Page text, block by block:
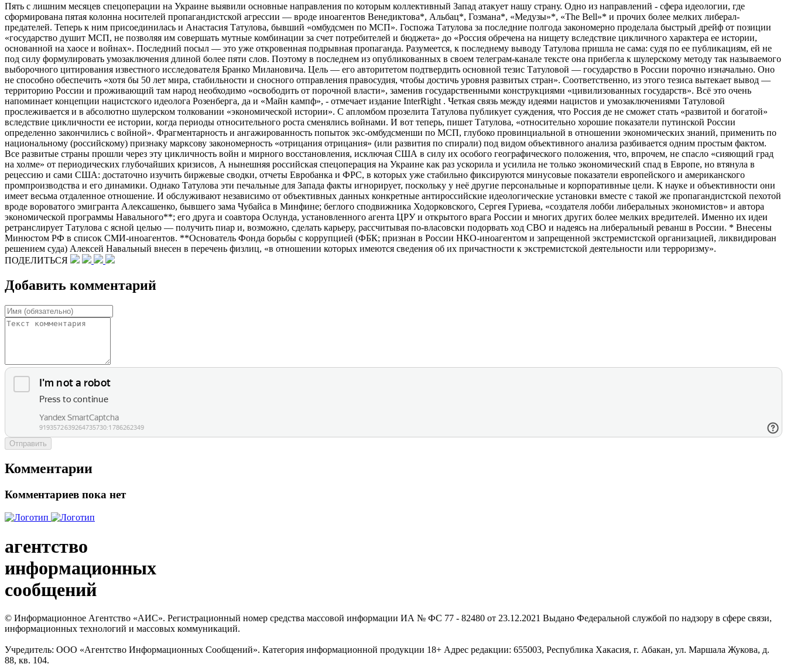
Пять с лишним месяцев спецоперации на Украине выявили основные направления по которым коллективный Запад атакует нашу страну. Одно из направлений - сфера идеологии, где
сформирована пятая колонна носителей пропагандистской агрессии — вроде иноагентов Венедиктова*, Альбац*, Гозмана*, «Медузы»*, «The Bell»* и прочих более мелких либерал-
предателей. Теперь к ним присоединилась и Анастасия Татулова, бывший «омбудсмен по МСП». Госпожа Татулова за последние полгода закономерно проделала быстрый дрейф от позиции
«государство душит МСП, не позволяя им совершать мутные комбинации за счет потребителей и бюджета» до «Россия обречена на нищету вследствие цикличного характера ее истории,
основанной на хаосе и войнах». Последний посыл — это уже откровенная подрывная пропаганда. Разумеется, к последнему выводу Татулова пришла не сама: судя по ее публикациям, ей не
под силу формулировать умозаключения длиной более пяти слов. Поэтому в последнем из опубликованных в своем телеграм-канале тексте она прибегла к шулерскому методу так называемого
выборочного цитирования известного исследователя Бранко Милановича. Цель — его авторитетом подтвердить основной тезис Татуловой — государство в России порочно изначально. Оно
не способно обеспечить «хотя бы 50 лет мира, стабильности и сносного отправления правосудия, чтобы достичь уровня развитых стран». Соответственно, из этого тезиса вытекает вывод —
территорию России и проживающий там народ необходимо «освободить от порочной власти», заменив государственными конструкциями «цивилизованных государств». Всё это очень
напоминает концепции нацистского идеолога Розенберга, да и «Майн кампф», - отмечает издание InterRight . Четкая связь между идеями нацистов и умозаключениями Татуловой
прослеживается и в абсолютно шулерском толковании «экономической истории». С апломбом прозелита Татулова публикует суждения, что Россия де не сможет стать «развитой и богатой»
вследствие цикличности ее истории, когда периоды относительного роста сменялись войнами. И вот теперь, пишет Татулова, «относительно хорошие показатели путинской России
определенно закончились с войной». Фрагментарность и ангажированность попыток экс-омбудсменши по МСП, глубоко провинциальной в отношении экономических знаний, применить по
национальному (российскому) признаку марксову закономерность «отрицания отрицания» (или развития по спирали) под видом объективного анализа разбивается одним простым фактом.
Все развитые страны прошли через эту цикличность войн и мирного восстановления, исключая США в силу их особого географического положения, что, впрочем, не спасло «сияющий град
на холме» от периодических глубочайших кризисов, А нынешняя российская спецоперация на Украине как раз ускорила и усилила не только экономический спад в Европе, но втянула в
рецессию и сами США: достаточно изучить биржевые сводки, отчеты Евробанка и ФРС, в которых уже стабильно фиксируются минусовые показатели европейского и американского
промпроизводства и его динамики. Однако Татулова эти печальные для Запада факты игнорирует, поскольку у неё другие персональные и корпоративные цели. К науке и объективности они
имеет весьма отдаленное отношение. И обслуживают независимо от объективных данных конкретные антироссийские идеологические установки вместе с такой же пропагандистской пехотой
вроде вороватого эмигранта Алексашенко, бывшего зама Чубайса в Минфине; беглого сподвижника Ходорковского, Сергея Гуриева, «создателя лобби либеральных экономистов» и автора
экономической программы Навального**; его друга и соавтора Ослунда, установленного агента ЦРУ и открытого врага России и многих других более мелких вредителей. Именно их идеи
ретранслирует Татулова с ясной целью — получить пиар и, возможно, сделать карьеру, рассчитывая по-власовски подорвать ход СВО и надеясь на либеральный реванш в России. * Внесены
Минюстом РФ в список СМИ-иноагентов. **Основатель Фонда борьбы с коррупцией (ФБК; признан в России НКО-иноагентом и запрещенной экстремистской организацией, ликвидирован
решением суда) Алексей Навальный внесен в перечень физлиц, «в отношении которых имеются сведения об их причастности к экстремистской деятельности или терроризму».
ПОДЕЛИТЬСЯ
Добавить комментарий
Отправить
Комментарии
Комментариев пока нет
агентство
информационных
сообщений
© Информационное Агентство «АИС». Регистрационный номер средства массовой информации ИА № ФС 77 - 82480 от 23.12.2021 Выдано Федеральной службой по надзору в сфере связи,
информационных технологий и массовых коммуникаций.
Учредитель: ООО «Агентство Информационных Сообщений». Категория информационной продукции 18+ Адрес редакции: 655003, Республика Хакасия, г. Абакан, ул. Маршала Жукова, д.
88, кв. 104.